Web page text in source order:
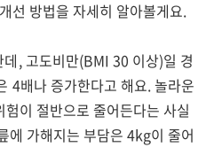
선 방법을 자세히 알아볼게요.
, 고도비만(BMI 30 이상)일 경
4배나 증가한다고 해요. 놀라운
이 절반으로 줄어든다는 사실
에 가해지는 부담은 4kg이 줄어